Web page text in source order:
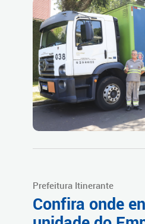
Prefeitura Itinerante
Confira onde